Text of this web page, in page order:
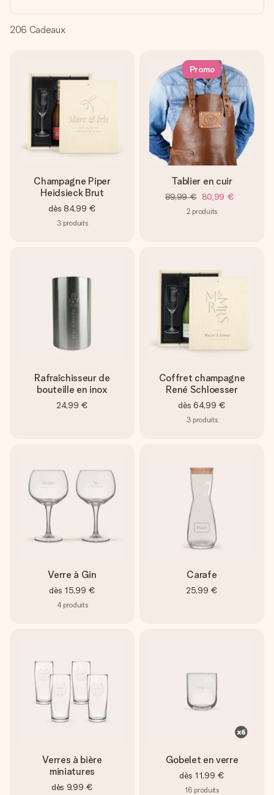
Créez quelque chose d’unique en quelques étapes – avec
son prénom, votre photo ou un message qui touche le cœur.
Sans complications, juste tout l’amour pour le moment idéal.
206 Cadeaux
Champagne Piper
Heidsieck Brut
dès 84,99 €
3 produits
Promo
Tablier en cuir
89,99 € 80,99 €
2 produits
Rafraîchisseur de
bouteille en inox
24,99 €
Coffret champagne
René Schloesser
dès 64,99 €
3 produits
Verre à Gin
dès 15,99 €
4 produits
Carafe
25,99 €
Verres à bière
miniatures
dès 9,99 €
Gobelet en verre
dès 11,99 €
16 produits